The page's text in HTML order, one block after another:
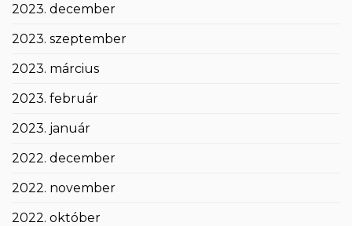
2023. december
2023. szeptember
2023. március
2023. február
2023. január
2022. december
2022. november
2022. október